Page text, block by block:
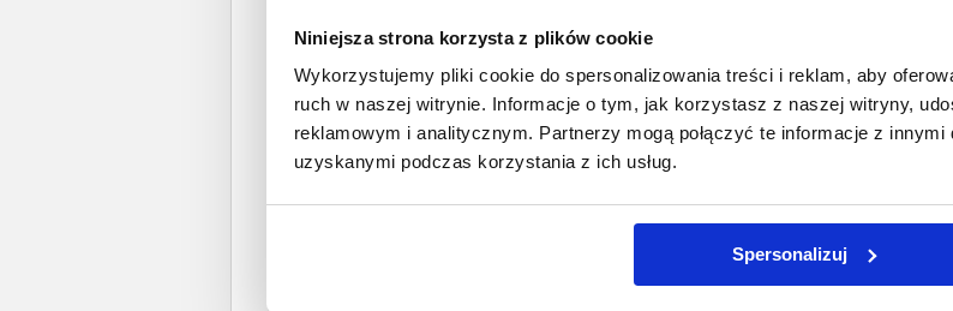
Niniejsza strona korzysta z plików cookie
Wykorzystujemy pliki cookie do spersonalizowania treści i reklam, aby
ruch w naszej witrynie. Informacje o tym, jak korzystasz z naszej witryny,
reklamowym i analitycznym. Partnerzy mogą połączyć te informacje z
uzyskanymi podczas korzystania z ich usług.
Spersonalizuj
wyrok sądu z dnia:
Data wystawienia: 11 sierpnia 2025
Radca prawny
kamil.kaczorowski@sadinternetowy.pl, tel.:660 794 139